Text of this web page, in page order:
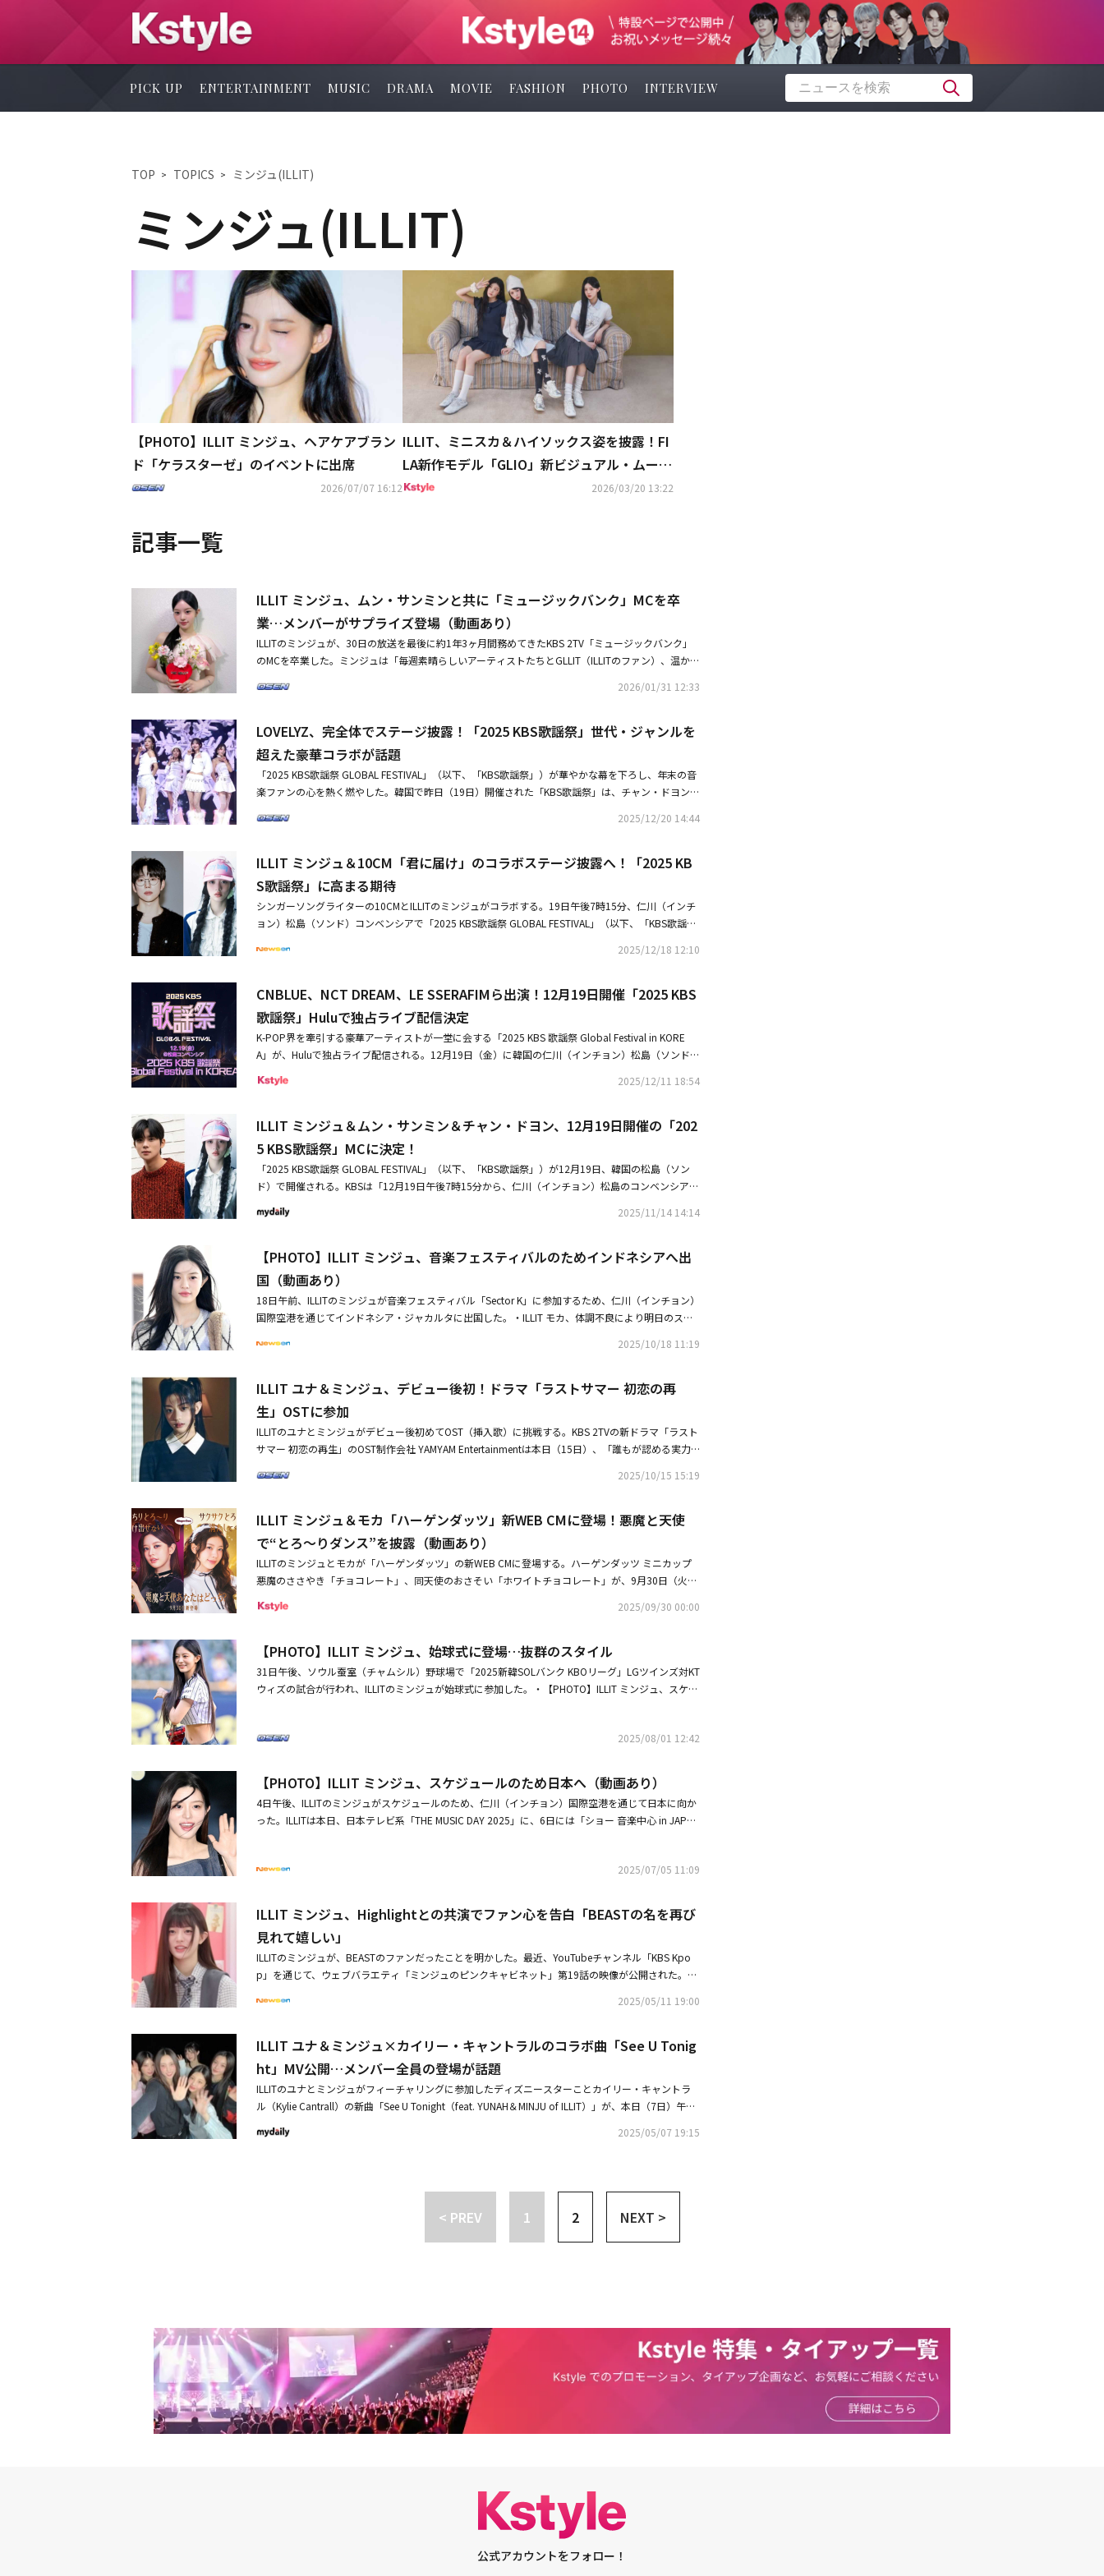
PICK UP ENTERTAINMENT MUSIC DRAMA MOVIE FASHION PHOTO INTERVIEW
TOP TOPICS ミンジュ(ILLIT)
ミンジュ(ILLIT)
【PHOTO】ILLIT ミンジュ、ヘアケアブラン
ド「ケラスターゼ」のイベントに出席
2026/07/07 16:12
ILLIT、ミニスカ＆ハイソックス姿を披露！FI
LA新作モデル「GLIO」新ビジュアル・ムービ
ー公開
2026/03/20 13:22
記事一覧
ILLIT ミンジュ、ムン・サンミンと共に「ミュージックバンク」MCを卒
業…メンバーがサプライズ登場（動画あり）
ILLITのミンジュが、30日の放送を最後に約1年3ヶ月間務めてきたKBS 2TV「ミュージックバンク」
のMCを卒業した。ミンジュは「毎週素晴らしいアーティストたちとGLLIT（ILLITのファン）、温か
するかもしれないが、ILLITのミンジュとして一生懸命活動しながらかっこいいステージをお見せす
温かく見守り、応援してくださったすべての方々に感謝し、『ミュージックバンク』で過ごした貴重
な時間を長く心に留めておく」とつけ加えた。2024年10月よりMCとなったミンジュは、特有の明る
いエネルギーと安定した進行で番組をリードした。同時にYouTubeチャンネル「KBS Kpop」を通じ
て単独ウェブバラエティ「ミンジュのピンクキャビネット」を進行し、K-POPスターたちの魅力をフ
ァンに伝えてきた。また、年末の音楽祭「2025 KBS歌謡祭 GLOBAL FESTIVAL」のMCとしても活躍
し、力量を証明した。この日の「ミュージックバンク」にはILLITのメンバーたちがサプライズ登場
ナ（旧ハンドボール競技場）で初のライブツアー「ILLIT LIVE 'PRESS START︎❤'」の幕を開ける。こ
のツアーはソウルを含め、愛知、大阪、福岡、兵庫、東京、香港など韓国国内外の7都市で行われ
る。
2026/01/31 12:33
LOVELYZ、完全体でステージ披露！「2025 KBS歌謡祭」世代・ジャンルを
超えた豪華コラボが話題
「2025 KBS歌謡祭 GLOBAL FESTIVAL」（以下、「KBS歌謡祭」）が華やかな幕を下ろし、年末の音
楽ファンの心を熱く燃やした。韓国で昨日（19日）開催された「KBS歌謡祭」は、チャン・ドヨン、
のアーティストが出演し、豊かなステージを披露した。今年は「グローバル文化の鍵となったK-PO
したバンドサウンドでエネルギーを伝えるK-バンド、感性を刺激するK-トロット歌手まで総出演し、
多彩なステージで楽しさを届けた。特に、人気ガールズグループによるK-POP名曲のカバーステージ
が目を引いた。fromis_9は、AOAの「短いスカート」を自分たちだけの色で再誕生させ、異なる魅力
を放った。KISS OF LIFEは、miss Aの「Bad Girl Good Girl」ステージでパフォーマンス強者の面目を
再び証明した。何よりもこの日のステージのハイライトは、完全体で戻ってきたLOVELYZだった。L
OVELYZは世代を超えて愛された代表曲「Ah-Choo」で思い出を呼び起こし、客席を熱くさせ、続い
かげでここまで来ることができた」とし、「全国各地で応援してくださったLovelinus（ファンの名
称）の皆さんに心から感謝申し上げる」と挨拶した。ミジュは「最後まで待ってくださったおかげ
で、このような大きなステージに再び立つことができた」と感激し、「歌謡祭最高！」と叫んで笑い
を誘った。Keiは「久しぶりに立ったLOVELYZのステージだったので、より意味があった」とし、ジ
ぱいの気持ちを表した。LOVELYZは昨年デビュー10周年を迎え、約4年ぶりに完全体で再集結した。
た。また、10周年記念コンサートを通じてソウルを皮切りにマカオ、台北、東京までアジア4都市を
巡回し、健在な人気を証明した。特にソウル公演はチケットオープンと同時に全席完売し、変わらぬ
チケットパワーを見せた。デビュー11周年を迎え、再び完全体のステージで感動を届けたLOVELYZ
と、計25チームのアーティストが彩った「KBS歌謡祭」は、K-POPの現在と未来を共に照らす祝祭の
場となった。・ILLIT ミンジュ＆10CM「君に届け」のコラボステージ披露へ！「2025 KBS歌謡祭」
に高まる期待・IVE リズ＆LE SSERAFIM キム・チェウォン「2025 KBS歌謡祭」でコラボステージ披
2025/12/20 14:44
ILLIT ミンジュ＆10CM「君に届け」のコラボステージ披露へ！「2025 KB
S歌謡祭」に高まる期待
シンガーソングライターの10CMとILLITのミンジュがコラボする。19日午後7時15分、仁川（インチ
ョン）松島（ソンド）コンベンシアで「2025 KBS歌謡祭 GLOBAL FESTIVAL」（以下、「KBS歌謡
ルと世代を超えた25組のアーティストがラインナップに名を連ねた。10CMとミンジュが「君に届
いボイスを持つ先輩と後輩の出会いという点で期待を集める一方、世代とジャンルの境界を越えたデ
ュエットとして関心を集めている。10CMは、繊細な感性と独特な歌声で着実に愛されてきたシンガ
ーソングライターで、今年3月に正式リリースした日本アニメ「君に届け」の韓国版のオープニング
曲「君に届け（To Reach You）」で、韓国国内の主要音源サイトで逆走行1位を記録し、熱い話題を
集めた。ミンジュは清涼な歌声と確かな歌唱力を持つボーカルで、全世界のK-POPファンから愛され
ている。特に今回のデュエットステージを通じて、10CM特有の叙情的なボーカルとミンジュが持つ
ュの世代をつなぐ心地よい先輩・後輩デュエットステージが予告され、「KBS歌謡祭」への期待を一
層高めている。この他にも「KBS歌謡祭」でのみ見ることができる多様なスペシャルステージが準備
されており、最高の年末フェスらしい豊かな楽しみを提供する見通しだ。「2025 KBS歌謡祭」には
CNBLUE、10CM、ロイ・キム、パク・ソジン、Jannabi、LOVELYZ、ダヨン、NCT DREAM、マー
ERAFIM、tripleS、KISS OF LIFE、n.SSign、IVE、CLOS YOUR EYES、RIIZE、BABYMONSTER、TWS
ミンジュ＆ムン・サンミン＆チャン・ドヨン、12月19日開催の「2025 KBS歌謡祭」MCに決定！・IV
E リズ＆LE SSERAFIM キム・チェウォン「2025 KBS歌謡祭」でコラボステージ披露へ！
2025/12/18 12:10
CNBLUE、NCT DREAM、LE SSERAFIMら出演！12月19日開催「2025 KBS
歌謡祭」Huluで独占ライブ配信決定
K-POP界を牽引する豪華アーティストが一堂に会する「2025 KBS 歌謡祭 Global Festival in KORE
A」が、Huluで独占ライブ配信される。12月19日（金）に韓国の仁川（インチョン）松島（ソンド）
精力的に行うNCT DREAM、各種チャートで次々と自身の記録を塗り替えているLE SSERAFIMのほ
イ・チャンウォンやパク・ソジンらによるK-トロット、ロイ・キム、LOVELYZらによるKバラードな
ど、ジャンルの垣根を越えた多様な出演者で構成されている。MCには、俳優のムン・サンミン、ILLI
Tのミンジュ、そしてタレントのチャン・ドヨンが登場。K-POPファンはもちろん、韓国音楽シーン
全体を愛する全世代に向け、目と耳で楽しめるステージで、アジアから世界へ広がるK-POPカルチャ
ーを存分に体感できる。さらに、2024年12月に福岡で開催された「2024 Music Bank Global Festiva
l in JAPAN」を12月19日（金）から配信。年末恒例の超大型音楽祭である、韓国KINTEXで開催され
SONS～10CMのスダムスダム」を含め、K-POPアーティストの最新の活動を1年を通じて楽しむこと
ができる。2025年11月14日（金）・15日（土）に行われたK-POPの発展を讃える授賞式「2025 Kor
ea Grand Music Awards（KGMA）」もHuluにて独占配信中。今年活躍したアーティストたちによる
圧巻のパフォーマンスや感動的な受賞スピーチが繰り広げられ、多くのファンを魅了したこの授賞式
OOR、CRAVITY、KISS OF LIFEの姿も。さらに、ファンたちから多くの愛を受けた韓国の大衆音楽を
存分に楽しむことができる。イベントごとに異なる魅力を見せるアーティストのステージに注目だ。
また、12月13日・14日の2日間にわたり開催される、KBSが贈る年末恒例の音楽祭「2025 Music Ba
nk Global Festival in JAPAN」の模様が、韓国での放送と同時に2025年12月30日（火）にHuluにて
独占配信されることが決定した。KBSの「Music Bank」の年末スペシャルとして、世界中で話題のK-
POPトップアーティスト約20組が出演し、国立競技場での開催はK-POPおよび合同コンサートとし
ては史上初ということで、今年は例年以上に大きな注目を集めている。出演するのは、世界初となる
通算8回目の「ビルボード 200」で1位という歴史的快挙を達成し、名実ともにトップアーティスト
にミリオンセラーを記録したTOMORROW X TOGETHER、K-POP男性グループとして最速での東京
ドーム公演が2026年に決定している大人気のRIIZEら、2025年に大きな活躍を見せたアーティスト
たち。さらに、Huluで配信中のオーディション番組「＆AUDITION -The Howling-」から誕生した＆T
EAM、プレデビューリアリティ番組「NCT Universe : LASTART」から羽ばたいたNCT WISH、オーデ
ィションプロジェクト「Nizi Project」から選び抜かれたNiziU、「Nizi Project Season 2」から誕生
したNEXZの他にも、ATEEZ、ITZY、ENHYPEN、BOYNEXTDOOR、ILLIT、Hearts2Hearts、東方神起
ヶ国で放送され、25年以上にわたり愛され続けている人気音楽番組である「ミュージックバンク」
の年末特別版として行われる今年の「2025 Music Bank Global Festival in JAPAN」は、壮大なスケー
ルと豪華なステージになること間違いなしのファン必見の内容だ。■配信情報「2025 KBS 歌謡祭 Gl
CT）/ LE SSERAFIM / aespa / Jannabi / 10CM / ロイ・キム / THE BOYZ / P1Harmony / n.SSign / EV
Baby DONT Cry / AHOF / イ・チャンウォン / パク・ソジン / CNBLUE / LOVELYZ※出演者は予告なく
変更になる可能性がございます。※配信URLは後日お知らせいたします。「2025 Music Bank Global
Festival in JAPAN」12月30日（火）Huluにて独占配信 ※12月13日（土）14日（日）開催＜出演＞
rts / IDID 【Day2】ユンホ（東方神起）/ Stray Kids / IVE / ＆TEAM / xikers / ZEROBASEONE / TWS /
す。※本配信は、日本国内著作権権利の都合上、韓国放送版の内容よりを一部楽曲をカットした配信
版でお送りする可能性がございます。※配信に関しては上記に記載しているアーティストになりま
す。■関連リンクHulu 公式サイト
2025/12/11 18:54
ILLIT ミンジュ＆ムン・サンミン＆チャン・ドヨン、12月19日開催の「202
5 KBS歌謡祭」MCに決定！
「2025 KBS歌謡祭 GLOBAL FESTIVAL」（以下、「KBS歌謡祭」）が12月19日、韓国の松島（ソン
ド）で開催される。KBSは「12月19日午後7時15分から、仁川（インチョン）松島のコンベンシアで
のミンジュがMCとして息を合わせる」と明かし、期待を集めている。特に、「ミュージックバン
ンポの良い進行と掛け合いで「2024 KBS芸能大賞」でベストカップル賞を受賞し、抜群の進行が認
められた。このように保証された息の合った進行を誇るムン・サンミン、ミンジュと共にチャン・ド
ヨンがMCとして確定し、期待を倍増させている。チャン・ドヨンは、多数のバラエティ番組を通じ
てセンスあるトークを繰り広げてきたタレントとして、老若男女に愛されている。安定した進行とウ
ィットに富んだトークで生放送に面白さを加えるチャン・ドヨンの活躍にも期待が高まっている。チ
ャン・ドヨン、ムン・サンミン、ミンジュまで、強力なMC陣が生放送で進行する「KBS歌謡祭」に
2025/11/14 14:14
【PHOTO】ILLIT ミンジュ、音楽フェスティバルのためインドネシアへ出
国（動画あり）
18日午前、ILLITのミンジュが音楽フェスティバル「Sector K」に参加するため、仁川（インチョン）
国際空港を通じてインドネシア・ジャカルタに出国した。・ILLIT モカ、体調不良により明日のスケ
2025/10/18 11:19
ILLIT ユナ＆ミンジュ、デビュー後初！ドラマ「ラストサマー 初恋の再
生」OSTに参加
ILLITのユナとミンジュがデビュー後初めてOST（挿入歌）に挑戦する。KBS 2TVの新ドラマ「ラスト
サマー 初恋の再生」のOST制作会社 YAMYAM Entertainmentは本日（15日）、「誰もが認める実力
れたボーカルを披露する予定」と伝えた。ユナはパワフルな音色と安定した歌唱力で、ステージごと
を確約している。ミンジュも特有の清らかでありながら力強いボーカルで「安心して聴ける音色の妖
精」という愛称を得て、国内外のファンから愛されてきた。ILLITはデビューと同時に世界の音楽チャ
ートを席巻し、「K-POPのホットなガールズグループ」として地位を固めた。今回のOST参加は、グ
ループ活動を超えて幅広い音楽を展開する意味のある歩みという点で期待を集めている。2人のメン
バーが披露するOSTは、ドラマの流れと完璧に調和しながら作品への没入度を高め、視聴者に忘れら
れない余韻を残す見通しだ。「ラストサマー 初恋の再生」は、幼馴染の男女がパンドラの箱の中に
ェ・ソンウン、胸キュン幼なじみラブを予告！「ラストサマー 初恋の再生」メインポスター公開・IL
LIT「THE FIRST TAKE」に初登場！デビュー曲「Magnetic」をアレンジして披露
2025/10/15 15:19
ILLIT ミンジュ＆モカ「ハーゲンダッツ」新WEB CMに登場！悪魔と天使
で“とろ～りダンス”を披露（動画あり）
ILLITのミンジュとモカが「ハーゲンダッツ」の新WEB CMに登場する。ハーゲンダッツ ミニカップ
悪魔のささやき「チョコレート」、同天使のおさそい「ホワイトチョコレート」が、9月30日（火）
さやき」篇、「天使のおさそい」篇が、同日よりハーゲンダッツ公式YouTube・SNSにて配信スター
ほどの濃厚な味わいをコンセプトに、2022年に発売し、大きな話題を呼んだ「悪魔のささやき」シ
リーズ。今回は、さらにやみつき感を高めた悪魔のささやき「チョコレート」に、新たに天使のおさ
そい「ホワイトチョコレート」が加わった。「ねっちりとろ～り」奥行きのある味わいのチョコレー
味わい、食感が対照的で、食べ比べを楽しめる2品となっている。本商品の世界観を表現するWEB C
それぞれのバージョンにて、オリジナルソングと思わず真似したくなるとろ～りダンスを披露し、
「食べたら最後、抜け出せなくなるほど虜になる」世界観を表現。ミュージックビデオさながらの世
界観に注目だ。「悪魔のささやき」を演じるミンジュは音色の妖精と呼ばれる歌唱力と抜群のスタイ
の世界に誘惑する。「天使のおさそい」を演じるモカは、透明感のある顔立ちと天真爛漫なパフォー
愛らしい歌声で、「サクサクとろ～り、満たしてく」甘やかなホワイトチョコレートの世界に誘う。
◆WEB CM「悪魔のささやき」篇◆WEB CM「天使のおさそい」篇悪魔のミンジュ、天使モカ、それ
ぞれの魅力が溢れる映像で、悪魔派？ 天使派？ と思わず誰かと語らいたくなってしまう内容となっ
ている。撮影は韓国で実施。楽曲、ダンス全てがオリジナルの中、あっという間に自身のものにする
姿は、スタッフ一同圧巻だったという。現場では、悪魔・天使それぞれの部屋で見せる上品で可愛ら
しい表情と、ダンスシーンでの凛とした空気感とのコントラストを、ミンジュとモカが見事に演じ分
けていたのが印象的。オフの人懐っこい表情と振る舞いから一変、カメラが回ると醸し出されるシャ
ナルな一面にスタッフも魅了されたという。◆「とろ～りダンス」悪魔篇◆「とろ～りダンス」天使
篇◆ミンジュ メイキング映像◆モカ メイキング映像◆ミンジュ インタビュー映像◆モカ インタビュ
ー映像■WEB CM概要「悪魔のささやき」篇／「天使のおさそい」篇配信日時：2025年9月30日
（火）9時配信媒体：ハーゲンダッツ公式YouTube、公式SNS（X、Instagram、TikTok、LINE）■商
品概要ミニカップ 悪魔のささやき「チョコレート」価格：351円（希望小売価格：消費税込み）※軽
減税率適用販売地域：全国のスーパーマーケット、コンビニエンスストア、デパート他ミニカップ
2025/09/30 00:00
【PHOTO】ILLIT ミンジュ、始球式に登場…抜群のスタイル
31日午後、ソウル蚕室（チャムシル）野球場で「2025新韓SOLバンク KBOリーグ」LGツインズ対KT
ウィズの試合が行われ、ILLITのミンジュが始球式に参加した。・【PHOTO】ILLIT ミンジュ、スケジ
2025/08/01 12:42
【PHOTO】ILLIT ミンジュ、スケジュールのため日本へ（動画あり）
4日午後、ILLITのミンジュがスケジュールのため、仁川（インチョン）国際空港を通じて日本に向か
った。ILLITは本日、日本テレビ系「THE MUSIC DAY 2025」に、6日には「ショー 音楽中心 in JAPA
2025/07/05 11:09
ILLIT ミンジュ、Highlightとの共演でファン心を告白「BEASTの名を再び
見れて嬉しい」
ILLITのミンジュが、BEASTのファンだったことを明かした。最近、YouTubeチャンネル「KBS Kpo
p」を通じて、ウェブバラエティ「ミンジュのピンクキャビネット」第19話の映像が公開された。こ
アルバム「From Real to Surreal」でカムバックした。同コンテンツのMCを務めるミンジュは、幼い
当に尊敬する先輩」と語った。その後、アルバムのプロモーション方法の変化について質問。ソン・
ドンウンは「以前は、新聞社を直接訪問していた。その都度写真も撮った。木の前で写真を撮ってイ
ンタビューもして、一日に何ヶ所もそういう方法でやっていた」と答えた。また、ヤン・ヨソプはY
ouTubeのコンテンツが今ほど多くなかったと付け加えた。Highlightは昨年4月2日、CUBEエンター
テインメントとグループ名「BEAST」の商標権使用に関する合意を結び、9年ぶりにBEASTという名
前で活動できるようになった。2009年にCUBEエンターテインメント所属のBEASTとしてデビューし
な名前だ」と語った。ソン・ドンウンは「これまでは、とても辛い気持ちが強かったけれど、今回音
ュ、TWICEの大ファンであることを告白「サナ先輩にお会いしたい」（動画あり）・Highlight、9年
ぶりにBEASTの名を取り戻した心境を告白「涙が出そうになる」
2025/05/11 19:00
ILLIT ユナ＆ミンジュ×カイリー・キャントラルのコラボ曲「See U Tonig
ht」MV公開…メンバー全員の登場が話題
ILLITのユナとミンジュがフィーチャリングに参加したディズニースターことカイリー・キャントラ
ル（Kylie Cantrall）の新曲「See U Tonight（feat. YUNAH＆MINJU of ILLIT）」が、本日（7日）午後
あり、エネルギッシュな雰囲気の中でミンジュのユニークなボーカルとユナのパワフルな声色が調和
に興味を持った」と経緯を明かした。ミンジュは所属事務所のBELIFT LABを通じて「練習生の頃、
栄」とし「私が追求する歌のスタイルとよく合っていて楽しくレコーディングできた」と感想を伝え
た。ユナは「良い結果のためにアドリブ部分の練習もしっかり行った」とし「暑い日に聴くのにぴっ
ながら幻想的なケミストリー（相手との相性）を見せている。カイリー・キャントラルは2024年にD
isney+オリジナル映画「Descendants: The Rise of Red」で主演を務めて注目を集めた。ILLITは来月7
～8日にソウル松坡（ソンパ）区オリンピック公園オリンピックホールで初のファンコンサート「20
25 ILLIT GLITTER DAY IN SEOUL」を控えている。
2025/05/07 19:15
< PREV 1 2 NEXT >
公式アカウントをフォロー！